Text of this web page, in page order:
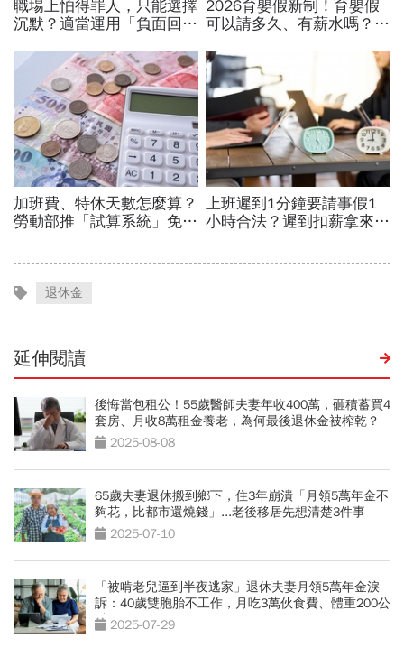
退休金
延伸閱讀
後悔當包租公！55歲醫師夫妻年收400萬，砸積蓄買4
套房、月收8萬租金養老，為何最後退休金被榨乾？
2025-08-08
65歲夫妻退休搬到鄉下，住3年崩潰「月領5萬年金不
夠花，比都市還燒錢」...老後移居先想清楚3件事
2025-07-10
「被啃老兒逼到半夜逃家」退休夫妻月領5萬年金淚
訴：40歲雙胞胎不工作，月吃3萬伙食費、體重200公
斤 2025-07-29